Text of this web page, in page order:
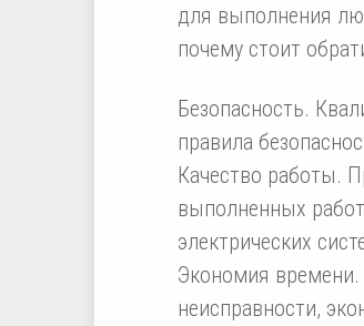
для выполнения
почему стоит
Безопасность.
правила
Качество работы.
выполненных
электрических
Экономия
неисправности,